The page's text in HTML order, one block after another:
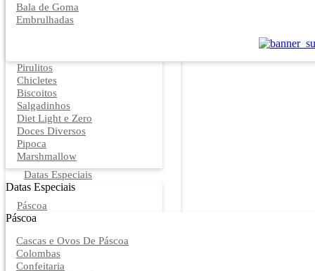
Bala de Goma
Embrulhadas
Pirulitos
Chicletes
Biscoitos
Salgadinhos
Diet Light e Zero
Doces Diversos
Pipoca
Marshmallow
Datas Especiais
Datas Especiais
Páscoa
Páscoa
Cascas e Ovos De Páscoa
Colombas
Confeitaria